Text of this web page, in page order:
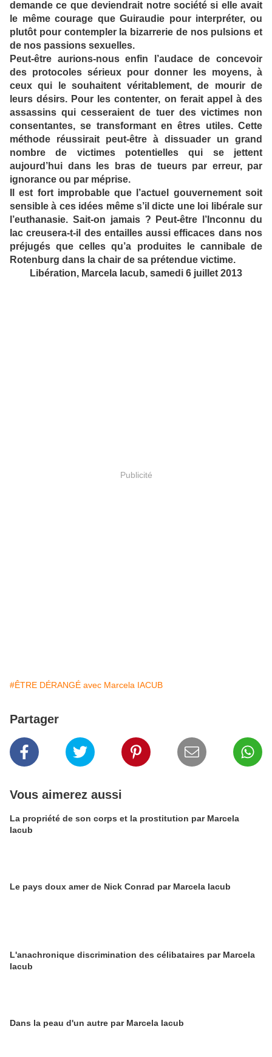
demande ce que deviendrait notre société si elle avait
le même courage que Guiraudie pour interpréter, ou
plutôt pour contempler la bizarrerie de nos pulsions et
de nos passions sexuelles.
Peut-être aurions-nous enfin l’audace de concevoir
des protocoles sérieux pour donner les moyens, à
ceux qui le souhaitent véritablement, de mourir de
leurs désirs. Pour les contenter, on ferait appel à des
assassins qui cesseraient de tuer des victimes non
consentantes, se transformant en êtres utiles. Cette
méthode réussirait peut-être à dissuader un grand
nombre de victimes potentielles qui se jettent
aujourd’hui dans les bras de tueurs par erreur, par
ignorance ou par méprise.
Il est fort improbable que l’actuel gouvernement soit
sensible à ces idées même s’il dicte une loi libérale sur
l’euthanasie. Sait-on jamais ? Peut-être l’Inconnu du
lac creusera-t-il des entailles aussi efficaces dans nos
préjugés que celles qu’a produites le cannibale de
Rotenburg dans la chair de sa prétendue victime.
Libération, Marcela Iacub, samedi 6 juillet 2013
Publicité
#ÊTRE DÉRANGÉ avec Marcela IACUB
Partager
Vous aimerez aussi
La propriété de son corps et la prostitution par Marcela
Iacub
Le pays doux amer de Nick Conrad par Marcela Iacub
L'anachronique discrimination des célibataires par Marcela
Iacub
Dans la peau d'un autre par Marcela Iacub